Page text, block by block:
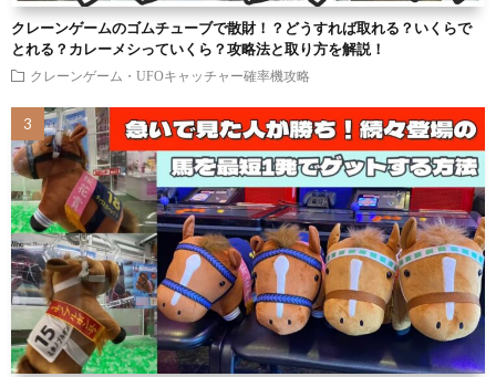
クレーンゲームのゴムチューブで散財！？どうすれば取れる？いくらで
とれる？カレーメシっていくら？攻略法と取り方を解説！
クレーンゲーム・UFOキャッチャー確率機攻略